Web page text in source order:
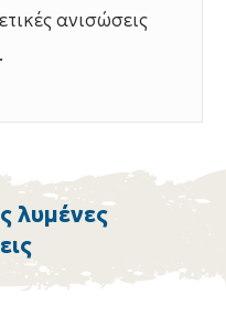
ανισώσεις
λυμένες